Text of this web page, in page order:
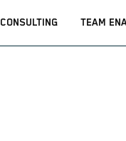
CONSULTING TEAM